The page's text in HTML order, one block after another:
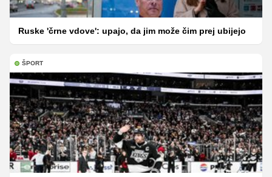
Ruske 'črne vdove': upajo, da jim može čim prej ubijejo
ŠPORT